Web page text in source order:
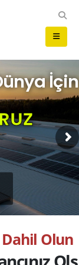
UZ
İçin
Dahil Olun